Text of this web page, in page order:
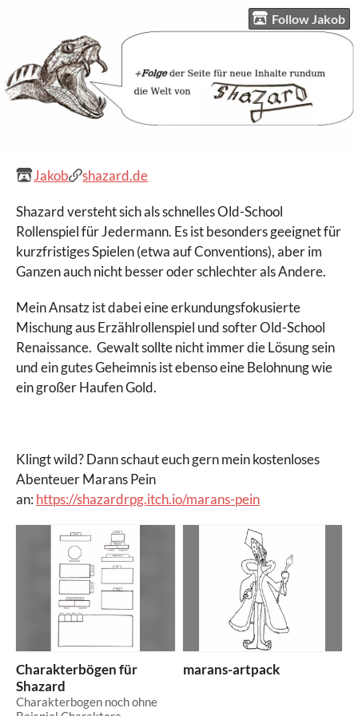
Follow Jakob
Jakob shazard.de
Shazard versteht sich als schnelles Old-School
Rollenspiel für Jedermann. Es ist besonders geeignet für
kurzfristiges Spielen (etwa auf Conventions), aber im
Ganzen auch nicht besser oder schlechter als Andere.
Mein Ansatz ist dabei eine erkundungsfokusierte
Mischung aus Erzählrollenspiel und softer Old-School
Renaissance. Gewalt sollte nicht immer die Lösung sein
und ein gutes Geheimnis ist ebenso eine Belohnung wie
ein großer Haufen Gold.
Klingt wild? Dann schaut euch gern mein kostenloses
Abenteuer Marans Pein
an: https://shazardrpg.itch.io/marans-pein
Charakterbögen für
Shazard
Charakterbogen noch ohne
marans-artpack